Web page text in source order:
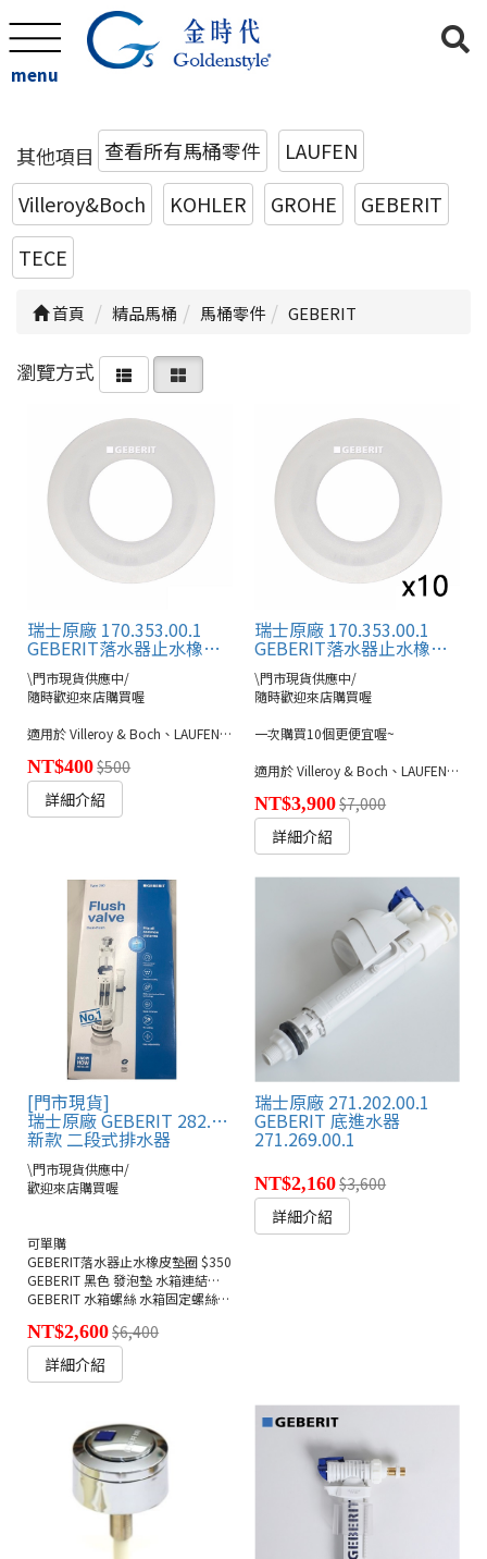
menu
其他項目 查看所有馬桶零件
LAUFEN
Villeroy&Boch
KOHLER GROHE
GEBERIT
TECE
首頁 精品馬桶 馬桶零件 GEBERIT
瀏覽方式
瑞士原廠 170.353.00.1
GEBERIT落水器止水橡皮墊圈
\門市現貨供應中/
隨時歡迎來店購買喔
適用於 Villeroy & Boch、LAUFEN、KERAMAG 、 KARAT或其它使用GEBERIT水箱零件之馬桶專用。
NT$400$500
詳細介紹
瑞士原廠 170.353.00.1
GEBERIT落水器止水橡皮墊圈 x10個套組
\門市現貨供應中/
隨時歡迎來店購買喔
一次購買10個更便宜喔~
適用於 Villeroy & Boch、LAUFEN、KERAMAG 、 KARAT或其它使用GEBERIT水箱零件之馬桶專用。
NT$3,900$7,000
詳細介紹
[門市現貨]
瑞士原廠 GEBERIT 282.303.21.2
新款 二段式排水器
\門市現貨供應中/
歡迎來店購買喔
可單購
GEBERIT落水器止水橡皮墊圈 $350
GEBERIT 黑色 發泡墊 水箱連結馬桶座 $380
GEBERIT 水箱螺絲 水箱固定螺絲包 $380
NT$2,600$6,400
詳細介紹
瑞士原廠 271.202.00.1
GEBERIT 底進水器
271.269.00.1
NT$2,160$3,600
詳細介紹